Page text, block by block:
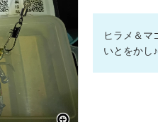
ヒラメ＆マ
いとをかし♪